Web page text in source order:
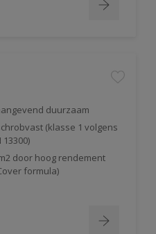
duurzaam
(klasse 1 volgens
13300)
door hoog rendement
formula)